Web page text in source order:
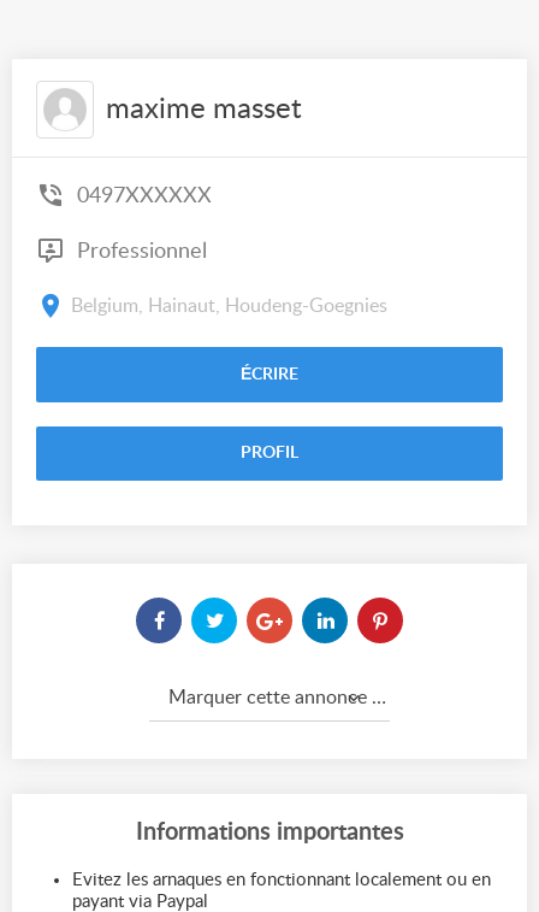
maxime masset
0497XXXXXX
Professionnel
Belgium, Hainaut, Houdeng-Goegnies
ÉCRIRE
PROFIL
Marquer cette annonce comme...
Informations importantes
Evitez les arnaques en fonctionnant localement ou en
payant via Paypal